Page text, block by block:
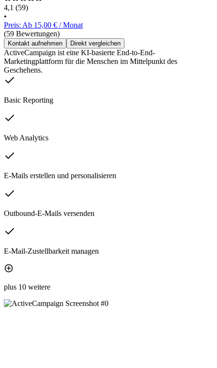
4,1 (59)
•
Preis: Ab 15,00 € / Monat
(59 Bewertungen)
Kontakt aufnehmen Direkt vergleichen
ActiveCampaign ist eine KI-basierte End-to-End-
Marketingplattform für die Menschen im Mittelpunkt des
Geschehens.
Basic Reporting
Web Analytics
E-Mails erstellen und personalisieren
Outbound-E-Mails versenden
E-Mail-Zustellbarkeit managen
plus 10 weitere